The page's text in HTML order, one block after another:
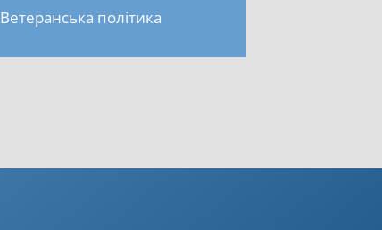
Ветеранська політика